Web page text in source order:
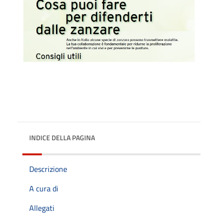
INDICE DELLA PAGINA
Descrizione
A cura di
Allegati